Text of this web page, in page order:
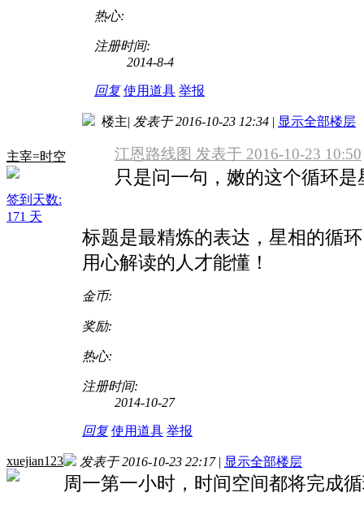
热心:
注册时间:
2014-8-4
回复 使用道具 举报
主宰=时空
签到天数:
171 天
楼主| 发表于 2016-10-23 12:34 | 显示全部楼层
江恩路线图 发表于 2016-10-23 10:50
只是问一句，嫩的这个循环是
标题是最精炼的表达，星相的循
用心解读的人才能懂！
金币:
奖励:
热心:
注册时间:
2014-10-27
回复 使用道具 举报
xuejian123 发表于 2016-10-23 22:17 | 显示全部楼层
周一第一小时，时间空间都将完成